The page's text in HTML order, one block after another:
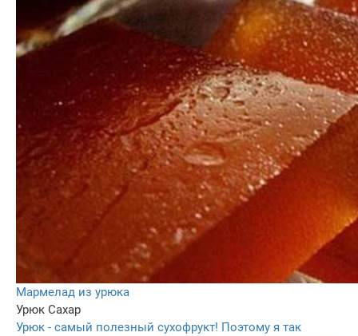
Мармелад из урюка
Урюк Сахар
Урюк - самый полезный сухофрукт! Поэтому я так